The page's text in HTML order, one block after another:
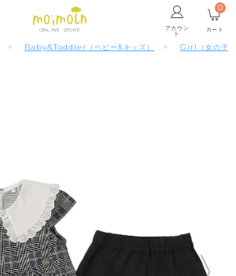
ONLINE STORE アカウン
ト カート
0
Baby&Toddler （ベビー&キッズ） Girl （女の子）